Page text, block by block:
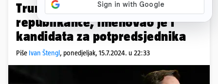
Trump i službeno kandidat za
republikance, imenovao je i
kandidata za potpredsjednika
Piše Ivan Štengl, ponedjeljak, 15.7.2024. u 22:33